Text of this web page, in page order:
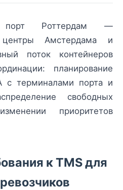
порт Роттердам —
центры Амстердама и
поток контейнеров
планирование
с терминалами порта и
свободных
приоритетов
к TMS для